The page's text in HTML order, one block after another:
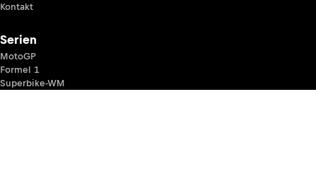
Kontakt
Serien
MotoGP
Formel 1
Superbike-WM